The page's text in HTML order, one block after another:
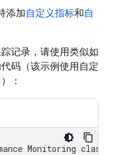
添加自定义指标和自
记录，请使用类似如
码（该示例使用自定
）：
Monitoring